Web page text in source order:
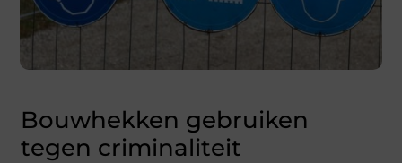
Bouwhekken gebruiken
tegen criminaliteit